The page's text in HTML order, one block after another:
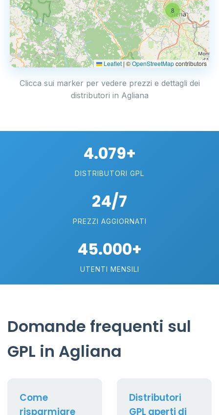
8
Leaflet | ©OpenStreetMapcontributors
Clicca sui marker per vedere prezzi e dettagli dei
distributori in Agliana
4.079+
DISTRIBUTORI GPL
24/7
PREZZI AGGIORNATI
45.000+
UTENTI MENSILI
Domande frequenti sul
GPL in Agliana
Come
risparmiare
Distributori
GPL aperti di